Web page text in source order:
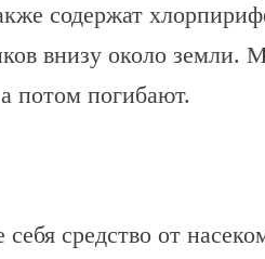
содержат
внизу около земли.
потом погибают.
средство от